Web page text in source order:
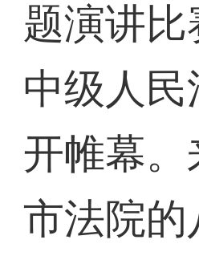
题演讲比
中级人民
开帷幕。
市法院的